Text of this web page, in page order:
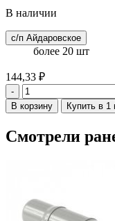
В наличии
с/п Айдаровское
более 20 шт
144,33 ₽
-
В корзину Купить в 1
Смотрели